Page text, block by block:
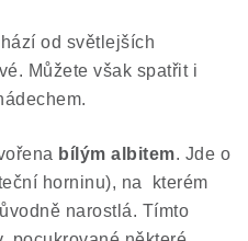
od světlejších
Můžete však spatřit i
bílým albitem. Jde o
horninu), na kterém
narostlá. Tímto